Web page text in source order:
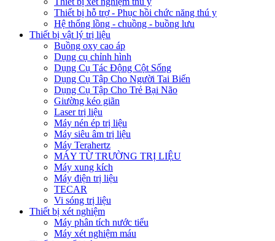
Thiết bị hỗ trợ - Phục hồi chức năng thú y
Hệ thống lồng - chuồng - buồng lưu
Thiết bị vật lý trị liệu
Buồng oxy cao áp
Dụng cụ chỉnh hình
Dụng Cụ Tác Động Cột Sống
Dụng Cụ Tập Cho Người Tai Biến
Dụng Cụ Tập Cho Trẻ Bại Não
Giường kéo giãn
Laser trị liệu
Máy nén ép trị liệu
Máy siêu âm trị liệu
Máy Terahertz
MÁY TỪ TRƯỜNG TRỊ LIỆU
Máy xung kích
Máy điện trị liệu
TECAR
Vi sóng trị liệu
Thiết bị xét nghiệm
Máy phân tích nước tiểu
Máy xét nghiệm máu